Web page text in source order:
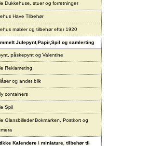
Dukkehuse, stuer og forretninger
Have Tilbehør
møbler og tilbehør efter 1920
Julepynt,Papir,Spil og samlerting
påskepynt og Valentine
Reklameting
og andet blik
containers
Spil
Glansbilleder,Bokmärken, Postkort og
Kalendere i miniature, tilbehør til